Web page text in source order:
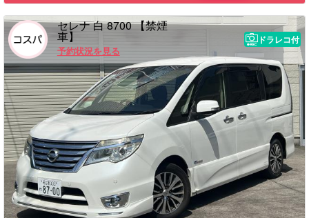
セレナ 白 8700 【禁煙
車】
予約状況を見る
ドラレコ付